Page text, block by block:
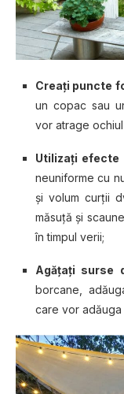
Creaţi puncte
un copac sau
vor atrage
Utilizaţi
neuniforme cu
şi volum curţii
măsuţă şi
în timpul verii;
Agăţaţi surse
borcane,
care vor adăuga